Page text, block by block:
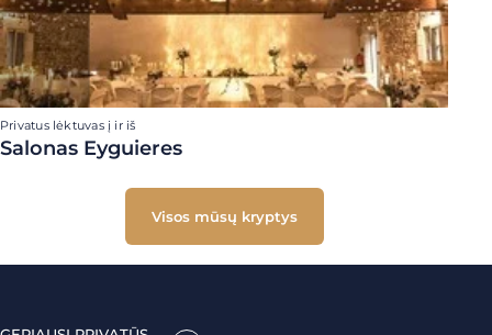
Privatus lėktuvas į ir iš
Salonas Eyguieres
Visos mūsų kryptys